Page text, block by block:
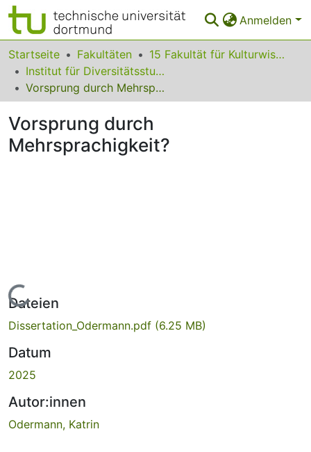
Anmelden
Bereiche & Sammlungen
Das gesamte Repositorium
FAQ
Startseite Fakultäten
15 Fakultät für Kulturwissenschaften
Institut für Diversitätsstudien
Vorsprung durch Mehrsprachigkeit?
Vorsprung durch
Mehrsprachigkeit?
Lade...
Dateien
Dissertation_Odermann.pdf (6.25 MB)
Datum
2025
Autor:innen
Odermann, Katrin